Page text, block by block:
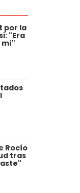
por la
"Era
mí"
Rocío
tras